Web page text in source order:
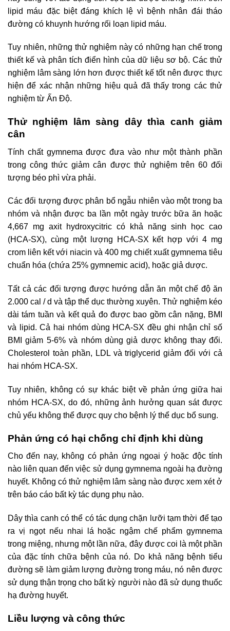
lipid máu đặc biệt đáng khích lệ vì bệnh nhân đái tháo
đường có khuynh hướng rối loạn lipid máu.
Tuy nhiên, những thử nghiệm này có những hạn chế trong
thiết kế và phân tích điển hình của dữ liệu sơ bộ. Các thử
nghiệm lâm sàng lớn hơn được thiết kế tốt nên được thực
hiện để xác nhận những hiệu quả đã thấy trong các thử
nghiệm từ Ấn Độ.
Thử nghiệm lâm sàng dây thìa canh giảm
cân
Tính chất gymnema được đưa vào như một thành phần
trong công thức giảm cân được thử nghiệm trên 60 đối
tượng béo phì vừa phải.
Các đối tượng được phân bổ ngẫu nhiên vào một trong ba
nhóm và nhận được ba lần một ngày trước bữa ăn hoặc
4,667 mg axit hydroxycitric có khả năng sinh học cao
(HCA-SX), cùng một lượng HCA-SX kết hợp với 4 mg
crom liên kết với niacin và 400 mg chiết xuất gymnema tiêu
chuẩn hóa (chứa 25% gymnemic acid), hoặc giả dược.
Tất cả các đối tượng được hướng dẫn ăn một chế độ ăn
2.000 cal / d và tập thể dục thường xuyên. Thử nghiệm kéo
dài tám tuần và kết quả đo được bao gồm cân nặng, BMI
và lipid. Cả hai nhóm dùng HCA-SX đều ghi nhận chỉ số
BMI giảm 5-6% và nhóm dùng giả dược không thay đổi.
Cholesterol toàn phần, LDL và triglycerid giảm đối với cả
hai nhóm HCA-SX.
Tuy nhiên, không có sự khác biệt về phản ứng giữa hai
nhóm HCA-SX, do đó, những ảnh hưởng quan sát được
chủ yếu không thể được quy cho bệnh lý thể dục bổ sung.
Phản ứng có hại chống chỉ định khi dùng
Cho đến nay, không có phản ứng ngoại ý hoặc độc tính
nào liên quan đến việc sử dụng gymnema ngoài hạ đường
huyết. Không có thử nghiệm lâm sàng nào được xem xét ở
trên báo cáo bất kỳ tác dụng phụ nào.
Dây thìa canh có thể có tác dụng chặn lưỡi tạm thời để tạo
ra vị ngọt nếu nhai lá hoặc ngậm chế phẩm gymnema
trong miệng, nhưng một lần nữa, đây được coi là một phần
của đặc tính chữa bệnh của nó. Do khả năng bệnh tiểu
đường sẽ làm giảm lượng đường trong máu, nó nên được
sử dụng thận trọng cho bất kỳ người nào đã sử dụng thuốc
hạ đường huyết.
Liều lượng và công thức